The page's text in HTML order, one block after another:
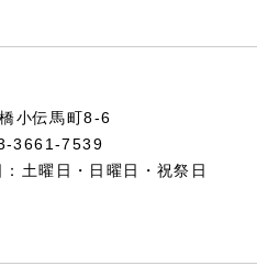
小伝馬町8-6
3661-7539
土曜日・日曜日・祝祭日